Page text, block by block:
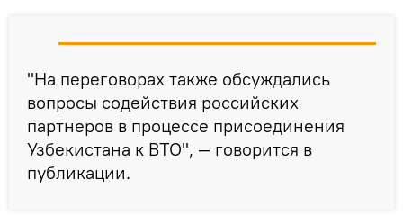
"На переговорах также обсуждались
вопросы содействия российских
партнеров в процессе присоединения
Узбекистана к ВТО", — говорится в
публикации.